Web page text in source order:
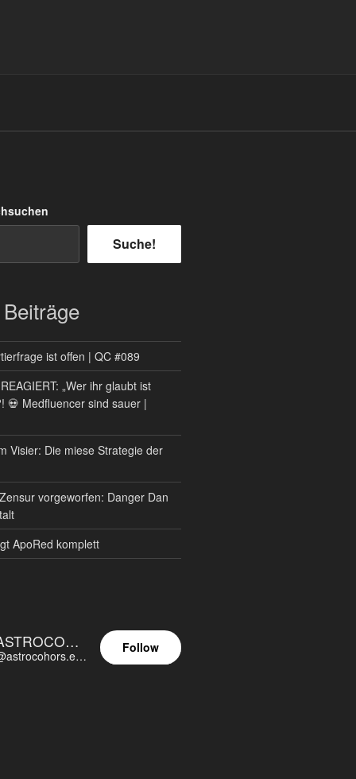
Suche!
ist offen | QC #089
„Wer ihr glaubt ist
💀 Medfluencer sind sauer |
Visier: Die miese Strategie der
vorgeworfen: Danger Dan
ApoRed komplett
ASTROCOHORS EUNOIA ULTIMA
@astrocohors.eu@astrocohors.eu
Follow